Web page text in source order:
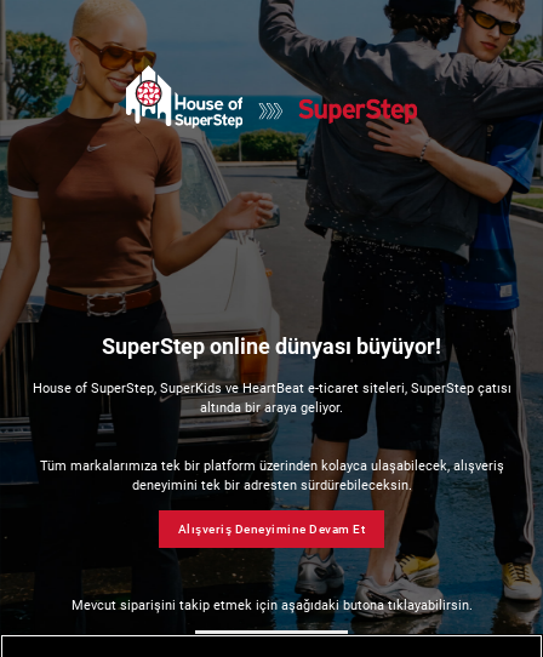
SuperStep online dünyası büyüyor!
House of SuperStep, SuperKids ve HeartBeat e-ticaret siteleri, SuperStep çatısı
altında bir araya geliyor.
Tüm markalarımıza tek bir platform üzerinden kolayca ulaşabilecek, alışveriş
deneyimini tek bir adresten sürdürebileceksin.
Alışveriş Deneyimine Devam Et
Mevcut siparişini takip etmek için aşağıdaki butona tıklayabilirsin.